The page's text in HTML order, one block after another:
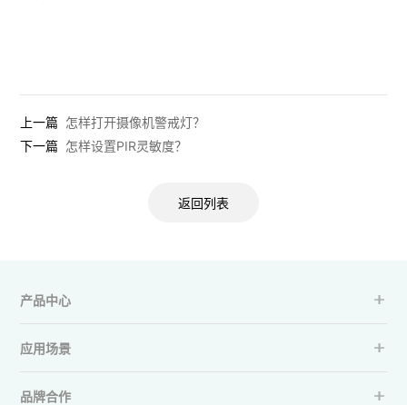
上一篇 怎样打开摄像机警戒灯？
下一篇 怎样设置PIR灵敏度？
返回列表
产品中心
应用场景
品牌合作